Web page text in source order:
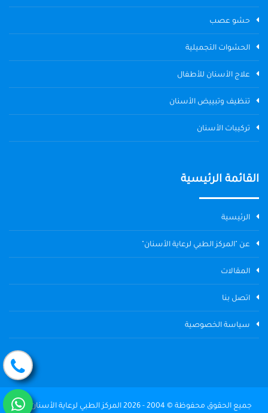
حشو عصب
الحشوات التجميلية
علاج الأسنان للأطفال
تنظيف وتبييض الأسنان
تركيبات الأسنان
القائمة الرئيسية
الرئيسية
عن "المركز الطبي لرعاية الأسنان"
المقالات
اتصل بنا
سياسة الخصوصية
جميع الحقوق محفوظة © 2004 - 2026 المركز الطبي لرعاية الأسنان The